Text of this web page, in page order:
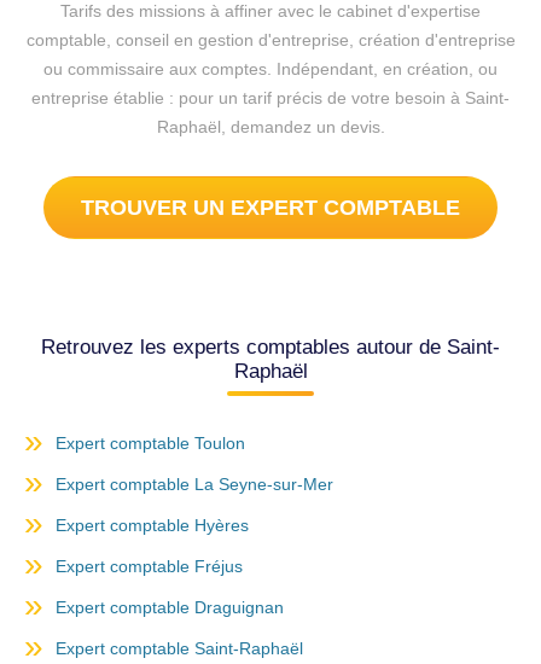
Tarifs des missions à affiner avec le cabinet d'expertise
comptable, conseil en gestion d'entreprise, création d'entreprise
ou commissaire aux comptes. Indépendant, en création, ou
entreprise établie : pour un tarif précis de votre besoin à Saint-
Raphaël, demandez un devis.
TROUVER UN EXPERT COMPTABLE
Retrouvez les experts comptables autour de Saint-
Raphaël
Expert comptable Toulon
Expert comptable La Seyne-sur-Mer
Expert comptable Hyères
Expert comptable Fréjus
Expert comptable Draguignan
Expert comptable Saint-Raphaël